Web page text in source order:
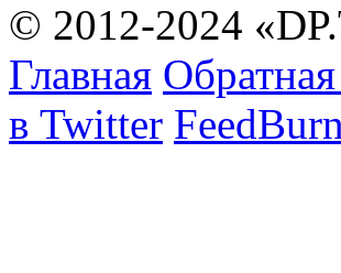
© 2012-2024
Главная Обратная
в Twitter